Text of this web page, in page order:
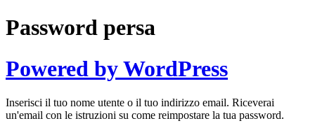
Password persa
Powered by WordPress
Inserisci il tuo nome utente o il tuo indirizzo email. Riceverai
un'email con le istruzioni su come reimpostare la tua password.